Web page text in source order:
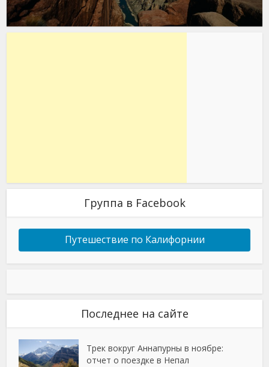
Группа в Facebook
Путешествие по Калифорнии
Последнее на сайте
Трек вокруг Аннапурны в ноябре:
отчет о поездке в Непал